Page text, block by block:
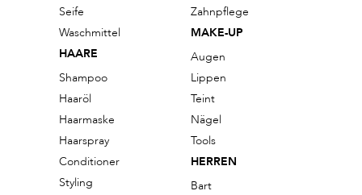
Seife
Waschmittel
HAARE
Shampoo
Haaröl
Haarmaske
Haarspray
Conditioner
Styling
Zahnpflege
MAKE-UP
Augen
Lippen
Teint
Nägel
Tools
HERREN
Bart